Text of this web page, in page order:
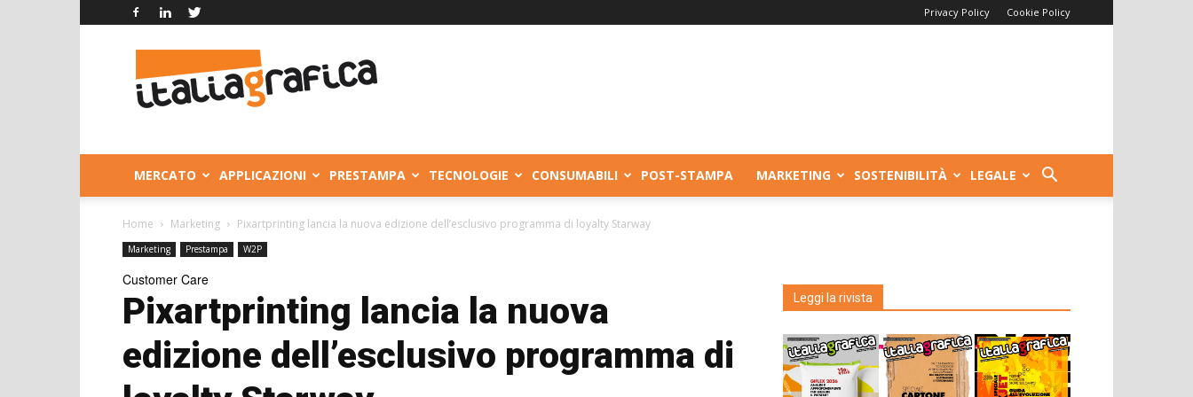
Privacy Policy Cookie Policy
Grafica
MERCATO APPLICAZIONI PRESTAMPA TECNOLOGIE CONSUMABILI POST-STAMPA MARKETING SOSTENIBILITÀ LEGALE
Home Marketing Pixartprinting lancia la nuova edizione dell’esclusivo programma di loyalty Starway
Marketing Prestampa W2P
Customer Care
Pixartprinting lancia la nuova
edizione dell’esclusivo programma di
Leggi la rivista